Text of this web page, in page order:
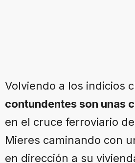
Volviendo a los indicios
contundentes son unas
en el cruce ferroviario
Mieres caminando con
en dirección a su